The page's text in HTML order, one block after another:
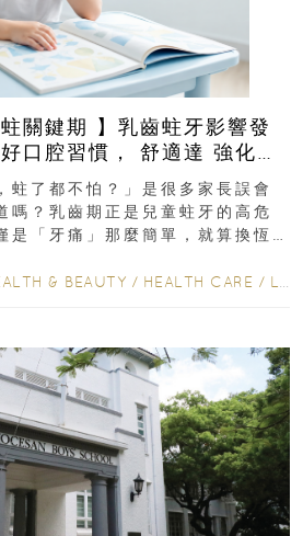
關鍵期 】乳齒蛀牙影響發
， 舒適達 強化琺
南
蛀了都不怕？」是很多家長誤會
嗎？乳齒期正是兒童蛀牙的高危
是「牙痛」那麼簡單，就算換恆
& BEAUTY / HEALTH CARE / LIFESTYLE